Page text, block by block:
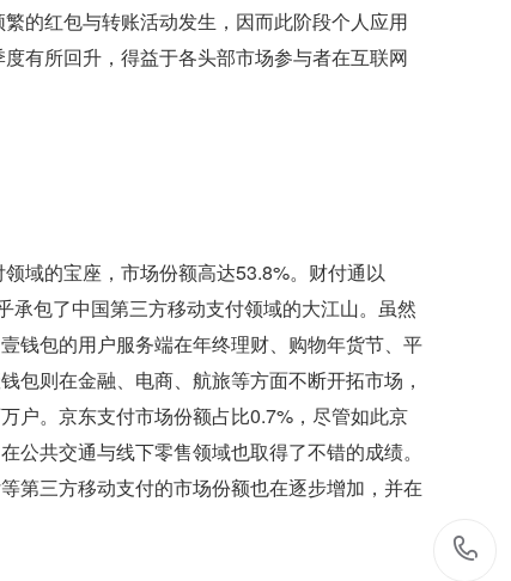
的红包与转账活动发生，因而此阶段个人应用
有所回升，得益于各头部市场参与者在互联网
域的宝座，市场份额高达53.8%。财付通以
承包了中国第三方移动支付领域的大江山。虽然
钱包的用户服务端在年终理财、购物年货节、平
包则在金融、电商、航旅等方面不断开拓市场，
户。京东支付市场份额占比0.7%，尽管如此京
共交通与线下零售领域也取得了不错的成绩。
第三方移动支付的市场份额也在逐步增加，并在